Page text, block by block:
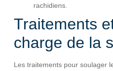
rachidiens.
Traitements
charge de la
Les traitements pour soulager